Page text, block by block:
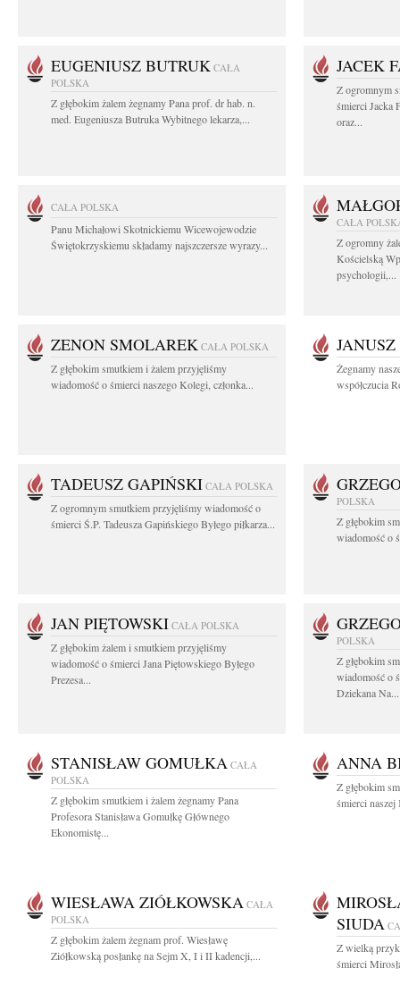
EUGENIUSZ BUTRUK CAŁA
POLSKA
Z głębokim żalem żegnamy Pana prof. dr hab. n.
med. Eugeniusza Butruka Wybitnego lekarza,...
JACEK
Z ogromnym
śmierci Jacka
oraz...
CAŁA POLSKA
Panu Michałowi Skotnickiemu Wicewojewodzie
Świętokrzyskiemu składamy najszczersze wyrazy...
CAŁA
Z ogromny
Kościelską
psychologii,...
ZENON SMOLAREK CAŁA POLSKA
Z głębokim smutkiem i żalem przyjęliśmy
wiadomość o śmierci naszego Kolegi, członka...
Żegnamy
współczucia
TADEUSZ GAPIŃSKI CAŁA POLSKA
Z ogromnym smutkiem przyjęliśmy wiadomość o
śmierci Ś.P. Tadeusza Gapińskiego Byłego piłkarza...
POLSKA
Z głębokim
wiadomość o
JAN PIĘTOWSKI CAŁA POLSKA
Z głębokim żalem i smutkiem przyjęliśmy
wiadomość o śmierci Jana Piętowskiego Byłego
Prezesa...
POLSKA
Z głębokim
wiadomość o
Dziekana Na...
STANISŁAW GOMUŁKA CAŁA
POLSKA
Z głębokim smutkiem i żalem żegnamy Pana
Profesora Stanisława Gomułkę Głównego
Ekonomistę...
ANNA
Z głębokim
śmierci
WIESŁAWA ZIÓŁKOWSKA CAŁA
POLSKA
Z głębokim żalem żegnam prof. Wiesławę
Ziółkowską posłankę na Sejm X, I i II kadencji,...
SIUDA
Z wielką
śmierci